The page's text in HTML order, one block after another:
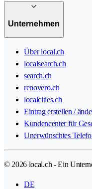
Unternehmen
Über local.ch
localsearch.ch
search.ch
renovero.ch
localcities.ch
Eintrag erstellen /
Kundencenter für
Unerwünschtes
© 2026 local.ch - Ein
DE